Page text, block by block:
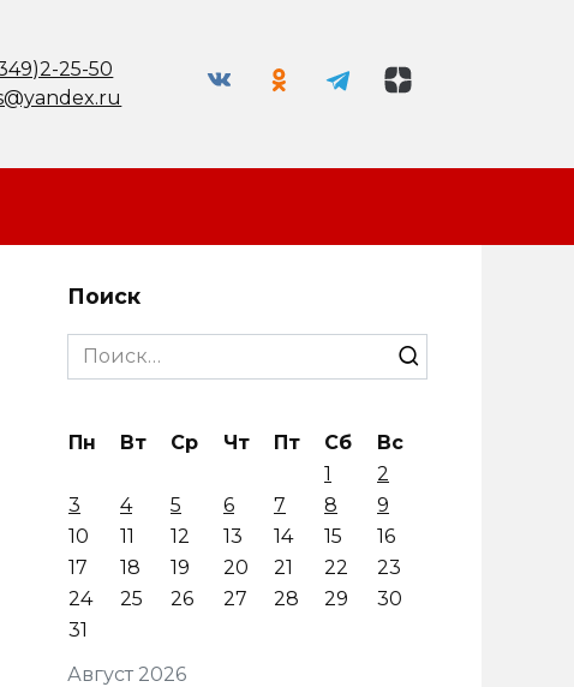
25-50
Поиск
Search
for:
Август 2026
Пн Вт Ср Чт Пт Сб
Вс
1
2
3
4 5 6 7 8
9
10
11 12 13 14 15
16
17
18 19 20 21 22
23
24
25 26 27 28 29
30
31